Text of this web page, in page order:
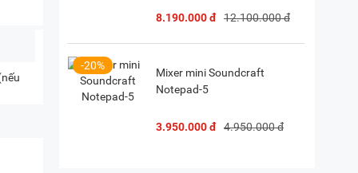
8.190.000 đ 12.100.000 đ
-20%
Mixer mini Soundcraft
Notepad-5
3.950.000 đ 4.950.000 đ